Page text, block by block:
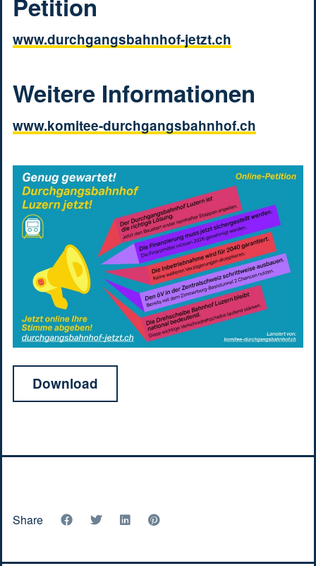
Petition
www.durchgangsbahnhof-jetzt.ch
Weitere Informationen
www.komitee-durchgangsbahnhof.ch
Download
Share